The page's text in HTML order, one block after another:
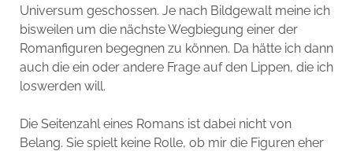
Universum geschossen. Je nach Bildgewalt meine ich
bisweilen um die nächste Wegbiegung einer der
Romanfiguren begegnen zu können. Da hätte ich dann
auch die ein oder andere Frage auf den Lippen, die ich
loswerden will.
Die Seitenzahl eines Romans ist dabei nicht von
Belang. Sie spielt keine Rolle, ob mir die Figuren eher